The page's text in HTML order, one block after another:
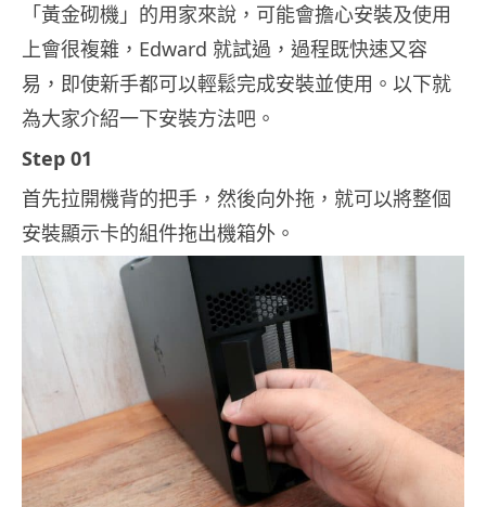
「黃金砌機」的用家來說，可能會擔心安裝及使用
上會很複雜，Edward 就試過，過程既快速又容
易，即使新手都可以輕鬆完成安裝並使用。以下就
為大家介紹一下安裝方法吧。
Step 01
首先拉開機背的把手，然後向外拖，就可以將整個
安裝顯示卡的組件拖出機箱外。